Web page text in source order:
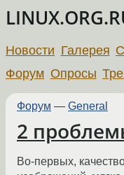
Новости Галерея
Форум Опросы
Форум — General
2
Во-первых,